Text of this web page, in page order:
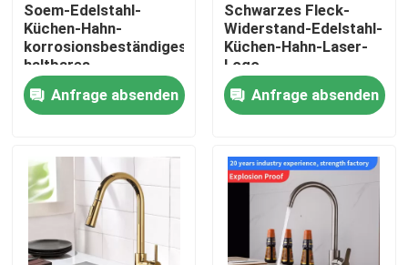
Waschtischarmatur aus Edelstahl
Edelstahl-Bad-Hahn
Einhebelbecken-Mischer
Heißer und kalter Becken-Mischer
Soem-Edelstahl-
Küchen-Hahn-
korrosionsbeständiges
haltbares
säurebeständiges
Anfrage absenden
Schwarzes Fleck-
Widerstand-Edelstahl-
Küchen-Hahn-Laser-
Logo
Anfrage absenden